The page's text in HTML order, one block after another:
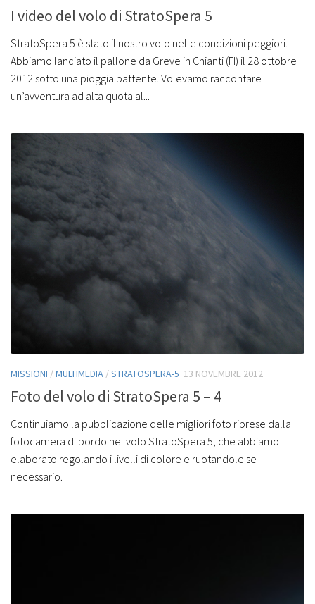
I video del volo di StratoSpera 5
StratoSpera 5 è stato il nostro volo nelle condizioni peggiori.
Abbiamo lanciato il pallone da Greve in Chianti (FI) il 28 ottobre
2012 sotto una pioggia battente. Volevamo raccontare
un’avventura ad alta quota al...
MISSIONI /MULTIMEDIA /STRATOSPERA-5 13 NOVEMBRE 2012
Foto del volo di StratoSpera 5 – 4
Continuiamo la pubblicazione delle migliori foto riprese dalla
fotocamera di bordo nel volo StratoSpera 5, che abbiamo
elaborato regolando i livelli di colore e ruotandole se
necessario.